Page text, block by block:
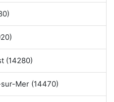
(14280)
Mer (14470)